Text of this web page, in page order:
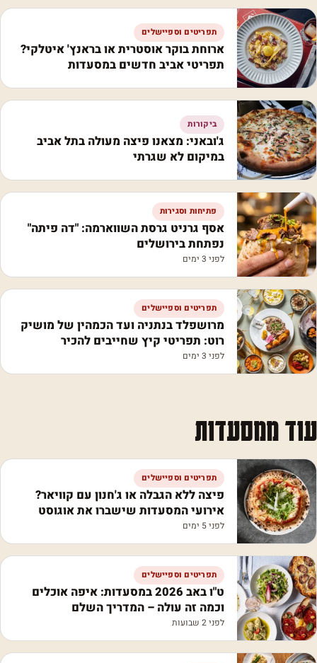
תפריטים וספיישלים
ארוחת בוקר אוסטרית או בראנץ' איטלקי?
תפריטי אביב חדשים במסעדות
ביקורות
ג'ובאני: מצאנו פיצה מעולה בתל אביב
במיקום לא שגרתי
פתיחות וסגירות
אסף גרניט גרסת השווארמה: "דה פיתה"
נפתחת בירושלים
לפני 3 ימים
תפריטים וספיישלים
מרושפלד בנתניה ועד הכמהין של מושיק
רוט: תפריטי קיץ שחייבים להכיר
לפני 3 ימים
עוד ממסעדות
תפריטים וספיישלים
פיצה ללא הגבלה או ג'חנון עם קוויאר?
אירועי המסעדות שישברו את אוגוסט
לפני 5 ימים
תפריטים וספיישלים
ט"ו באב 2026 במסעדות: איפה אוכלים
וכמה זה עולה – המדריך השלם
לפני 2 שבועות